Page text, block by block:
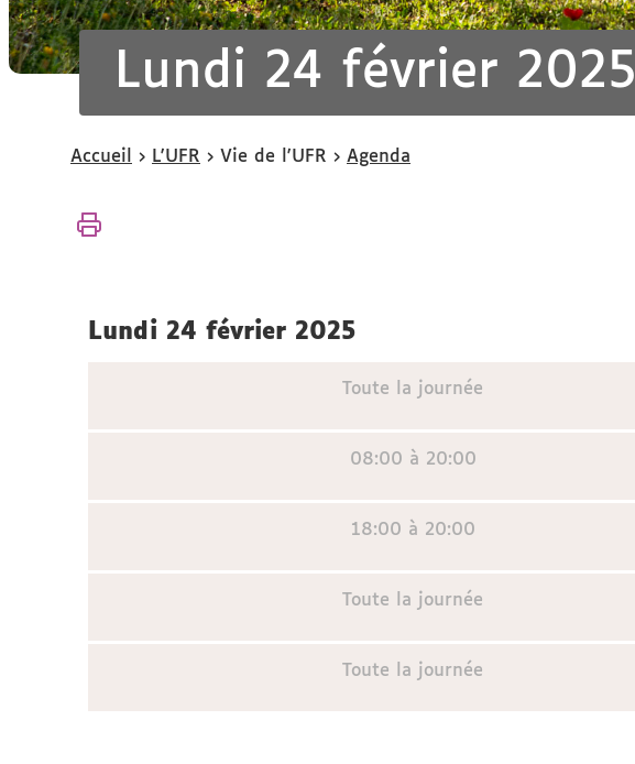
Lundi 24 février 2025
Vous
ici :
Accueil L'UFR Vie de l'UFR Agenda
lundi 24 février 2025
Toute la journée
08:00 à 20:00
18:00 à 20:00
Toute la journée
Toute la journée